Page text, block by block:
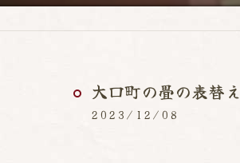
大口町の畳の表替え
2023/12/08